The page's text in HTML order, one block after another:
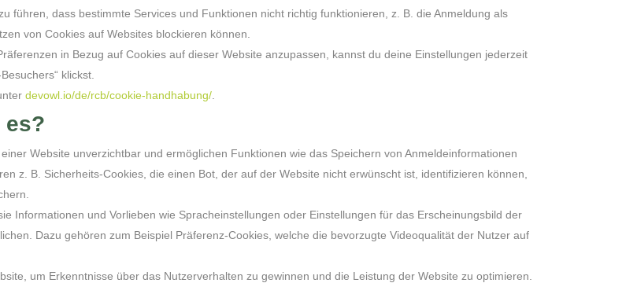
führen, dass bestimmte Services und Funktionen nicht richtig funktionieren, z. B. die Anmeldung als
von Cookies auf Websites blockieren können.
in Bezug auf Cookies auf dieser Website anzupassen, kannst du deine Einstellungen jederzeit
klickst.
devowl.io/de/rcb/cookie-handhabung/
es?
Website unverzichtbar und ermöglichen Funktionen wie das Speichern von Anmeldeinformationen
z. B. Sicherheits-Cookies, die einen Bot, der auf der Website nicht erwünscht ist, identifizieren können,
Informationen und Vorlieben wie Spracheinstellungen oder Einstellungen für das Erscheinungsbild der
Dazu gehören zum Beispiel Präferenz-Cookies, welche die bevorzugte Videoqualität der Nutzer auf
um Erkenntnisse über das Nutzerverhalten zu gewinnen und die Leistung der Website zu optimieren.